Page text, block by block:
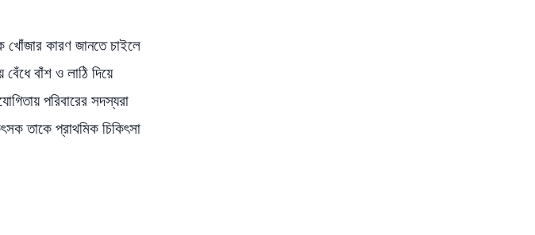
কারণ জানতে চাইলে
বাঁশ ও লাঠি দিয়ে
পরিবারের সদস্যরা
তাকে প্রাথমিক চিকিৎসা